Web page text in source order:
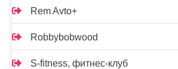
Rem Avto+
Robbybobwood
S-fitness, фитнес-клуб